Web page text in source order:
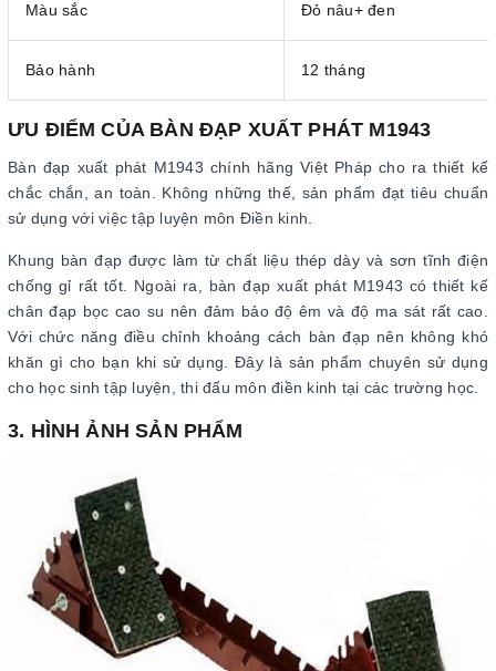
Màu sắc Đỏ nâu+ đen
Bảo hành 12 tháng
ƯU ĐIỂM CỦA BÀN ĐẠP XUẤT PHÁT M1943
Bàn đạp xuất phát M1943 chính hãng Việt Pháp cho ra thiết kế
chắc chắn, an toàn. Không những thế, sản phẩm đạt tiêu chuẩn
sử dụng với việc tập luyện môn Điền kinh.
Khung bàn đạp được làm từ chất liệu thép dày và sơn tĩnh điện
chống gỉ rất tốt. Ngoài ra, bàn đạp xuất phát M1943 có thiết kế
chân đạp bọc cao su nên đảm bảo độ êm và độ ma sát rất cao.
Với chức năng điều chỉnh khoảng cách bàn đạp nên không khó
khăn gì cho bạn khi sử dụng. Đây là sản phẩm chuyên sử dụng
cho học sinh tập luyện, thi đấu môn điền kinh tại các trường học.
3. HÌNH ẢNH SẢN PHẨM